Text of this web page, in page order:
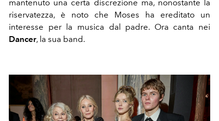
mantenuto una certa discrezione ma, nonostante la
riservatezza, è noto che Moses ha ereditato un
interesse per la musica dal padre. Ora canta nei
Dancer, la sua band.